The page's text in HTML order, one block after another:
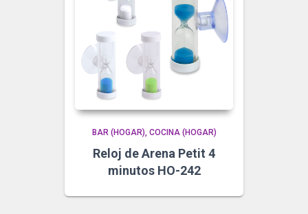
BAR (HOGAR) COCINA (HOGAR)
Reloj de Arena Petit 4
minutos HO-242